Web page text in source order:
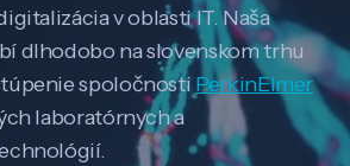
v oblasti IT. Naša
dlhodobo na slovenskom trhu
spoločnosti PerkinElmer
laboratórnych a